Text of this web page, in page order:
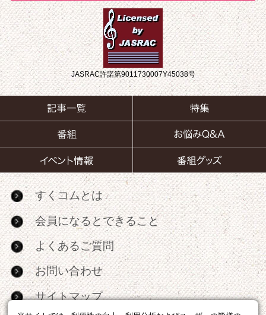
JASRAC許諾第9011730007Y45038号
すくコムとは
会員になるとできること
よくあるご質問
お問い合わせ
サイトマップ